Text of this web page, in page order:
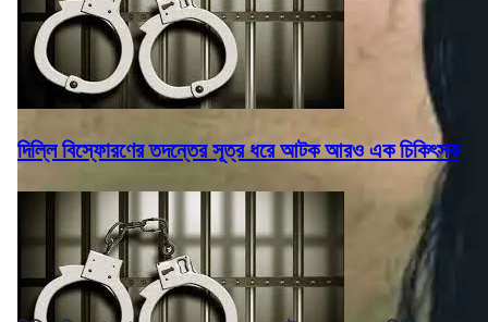
দিল্লি বিস্ফোরণের তদন্তের সূত্র ধরে আটক আরও এক চিকিৎসক